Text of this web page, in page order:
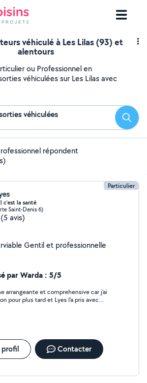
véhiculé à Les Lilas (93) et
alentours
ou Professionnel en
véhiculées sur Les Lilas avec
véhiculées
répondent
Particulier
c’est la santé
Saint-Denis 6)
(5 avis)
Je suis sérieux serviable Gentil et professionnelle
par Warda : 5/5
arrangeante et comprehensive car j'ai
pour plus tard et Lyes l'a pris avec
profil Contacter